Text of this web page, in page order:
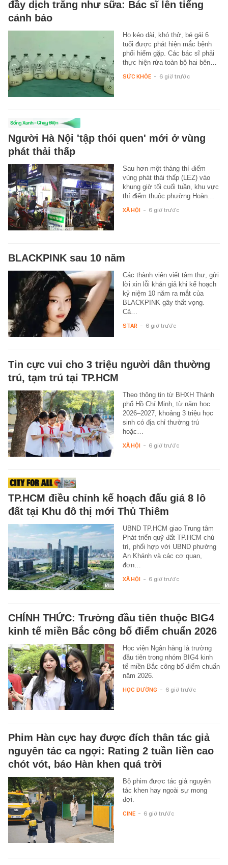
đầy dịch trắng như sữa: Bác sĩ lên tiếng
cảnh báo
Ho kéo dài, khó thở, bé gái 6
tuổi được phát hiện mắc bệnh
phổi hiếm gặp. Các bác sĩ phải
thực hiện rửa toàn bộ hai bên…
SỨC KHỎE - 6 giờ trước
Người Hà Nội 'tập thói quen' mới ở vùng
phát thải thấp
Sau hơn một tháng thí điểm
vùng phát thải thấp (LEZ) vào
khung giờ tối cuối tuần, khu vực
thí điểm thuộc phường Hoàn…
XÃ HỘI - 6 giờ trước
BLACKPINK sau 10 năm
Các thành viên viết tâm thư, gửi
lời xin lỗi khán giả khi kế hoạch
kỷ niệm 10 năm ra mắt của
BLACKPINK gây thất vọng.
Cả…
STAR - 6 giờ trước
Tin cực vui cho 3 triệu người dân thường
trú, tạm trú tại TP.HCM
Theo thông tin từ BHXH Thành
phố Hồ Chí Minh, từ năm học
2026–2027, khoảng 3 triệu học
sinh có địa chỉ thường trú
hoặc…
XÃ HỘI - 6 giờ trước
TP.HCM điều chỉnh kế hoạch đấu giá 8 lô
đất tại Khu đô thị mới Thủ Thiêm
UBND TP.HCM giao Trung tâm
Phát triển quỹ đất TP.HCM chủ
trì, phối hợp với UBND phường
An Khánh và các cơ quan,
đơn…
XÃ HỘI - 6 giờ trước
CHÍNH THỨC: Trường đầu tiên thuộc BIG4
kinh tế miền Bắc công bố điểm chuẩn 2026
Học viện Ngân hàng là trường
đầu tiên trong nhóm BIG4 kinh
tế miền Bắc công bố điểm chuẩn
năm 2026.
HỌC ĐƯỜNG - 6 giờ trước
Phim Hàn cực hay được đích thân tác giả
nguyên tác ca ngợi: Rating 2 tuần liền cao
chót vót, báo Hàn khen quá trời
Bộ phim được tác giả nguyên
tác khen hay ngoài sự mong
đợi.
CINE - 6 giờ trước